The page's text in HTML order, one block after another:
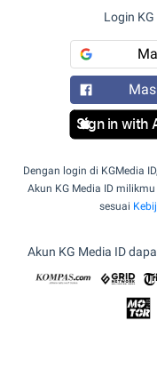
Login
Sign in with
Dengan login di KGMedia
Akun KG Media ID
sesuai
Akun KG Media ID